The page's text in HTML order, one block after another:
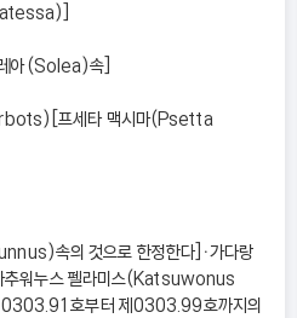
아(Solea)속]
프세타 맥시마(Psetta
속의 것으로 한정한다]ㆍ가다랑
추워누스 펠라미스(Katsuwonus
호부터 제0303.99호까지의